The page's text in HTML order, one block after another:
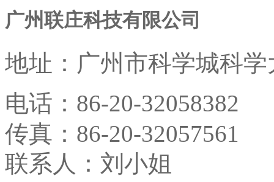
广州联庄科技有限公司
地址： 广州市科学城科
电话： 86-20-32058382
传真： 86-20-32057561
联系人：刘小姐